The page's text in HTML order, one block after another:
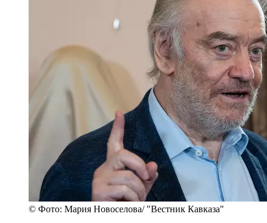
© Фото: Мария Новоселова/ "Вестник Кавказа"